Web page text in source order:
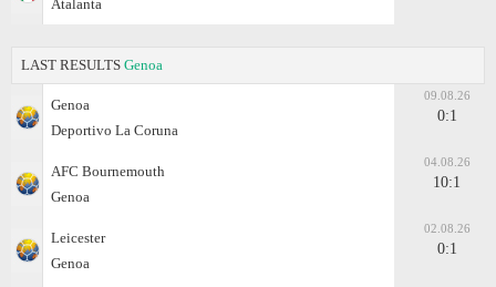
Atalanta
LAST RESULTS Genoa
Genoa
Deportivo La Coruna
09.08.26
0:1
AFC Bournemouth
Genoa
04.08.26
10:1
Leicester
Genoa
02.08.26
0:1